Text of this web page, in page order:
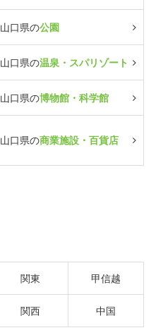
山口県の公園
山口県の温泉・スパリゾート
山口県の博物館・科学館
山口県の商業施設・百貨店
関東 甲信越
関西 中国